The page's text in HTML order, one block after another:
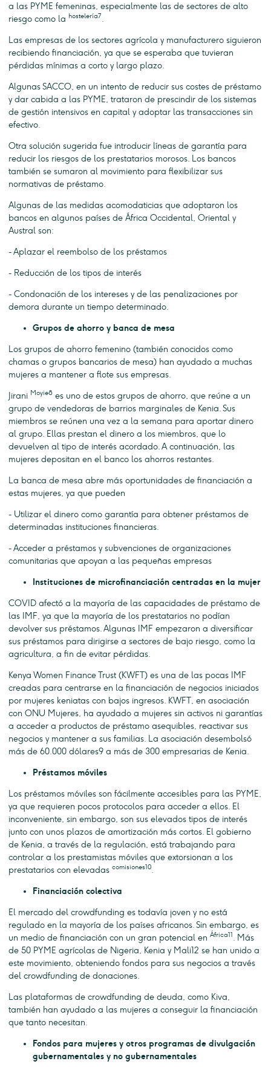
a las PYME femeninas, especialmente las de sectores de alto
riesgo como la hostelería7.
Las empresas de los sectores agrícola y manufacturero siguieron
recibiendo financiación, ya que se esperaba que tuvieran
pérdidas mínimas a corto y largo plazo.
Algunas SACCO, en un intento de reducir sus costes de préstamo
y dar cabida a las PYME, trataron de prescindir de los sistemas
de gestión intensivos en capital y adoptar las transacciones sin
efectivo.
Otra solución sugerida fue introducir líneas de garantía para
reducir los riesgos de los prestatarios morosos. Los bancos
también se sumaron al movimiento para flexibilizar sus
normativas de préstamo.
Algunas de las medidas acomodaticias que adoptaron los
bancos en algunos países de África Occidental, Oriental y
Austral son:
- Aplazar el reembolso de los préstamos
- Reducción de los tipos de interés
- Condonación de los intereses y de las penalizaciones por
demora durante un tiempo determinado.
Grupos de ahorro y banca de mesa
Los grupos de ahorro femenino (también conocidos como
chamas o grupos bancarios de mesa) han ayudado a muchas
mujeres a mantener a flote sus empresas.
Jirani Moyie8 es uno de estos grupos de ahorro, que reúne a un
grupo de vendedoras de barrios marginales de Kenia. Sus
miembros se reúnen una vez a la semana para aportar dinero
al grupo. Ellas prestan el dinero a los miembros, que lo
devuelven al tipo de interés acordado. A continuación, las
mujeres depositan en el banco los ahorros restantes.
La banca de mesa abre más oportunidades de financiación a
estas mujeres, ya que pueden
- Utilizar el dinero como garantía para obtener préstamos de
determinadas instituciones financieras.
- Acceder a préstamos y subvenciones de organizaciones
comunitarias que apoyan a las pequeñas empresas
Instituciones de microfinanciación centradas en la mujer
COVID afectó a la mayoría de las capacidades de préstamo de
las IMF, ya que la mayoría de los prestatarios no podían
devolver sus préstamos. Algunas IMF empezaron a diversificar
sus préstamos para dirigirse a sectores de bajo riesgo, como la
agricultura, a fin de evitar pérdidas.
Kenya Women Finance Trust (KWFT) es una de las pocas IMF
creadas para centrarse en la financiación de negocios iniciados
por mujeres keniatas con bajos ingresos. KWFT, en asociación
con ONU Mujeres, ha ayudado a mujeres sin activos ni garantías
a acceder a productos de préstamo asequibles, reactivar sus
negocios y mantener a sus familias. La asociación desembolsó
más de 60.000 dólares9 a más de 300 empresarias de Kenia.
Préstamos móviles
Los préstamos móviles son fácilmente accesibles para las PYME,
ya que requieren pocos protocolos para acceder a ellos. El
inconveniente, sin embargo, son sus elevados tipos de interés
junto con unos plazos de amortización más cortos. El gobierno
de Kenia, a través de la regulación, está trabajando para
controlar a los prestamistas móviles que extorsionan a los
prestatarios con elevadas comisiones10.
Financiación colectiva
El mercado del crowdfunding es todavía joven y no está
regulado en la mayoría de los países africanos. Sin embargo, es
un medio de financiación con un gran potencial en África11 . Más
de 50 PYME agrícolas de Nigeria, Kenia y Mali12 se han unido a
este movimiento, obteniendo fondos para sus negocios a través
del crowdfunding de donaciones.
Las plataformas de crowdfunding de deuda, como Kiva,
también han ayudado a las mujeres a conseguir la financiación
que tanto necesitan.
Fondos para mujeres y otros programas de divulgación
gubernamentales y no gubernamentales